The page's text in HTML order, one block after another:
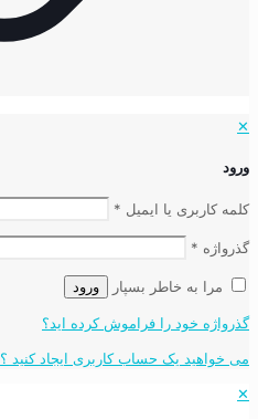
✕
ورود
کلمه کاربری یا ایمیل *
گذرواژه *
مرا به خاطر بسپار ورود
گذرواژه خود را فراموش کرده اید؟
می خواهید یک حساب کاربری ایجاد کنید ؟
✕